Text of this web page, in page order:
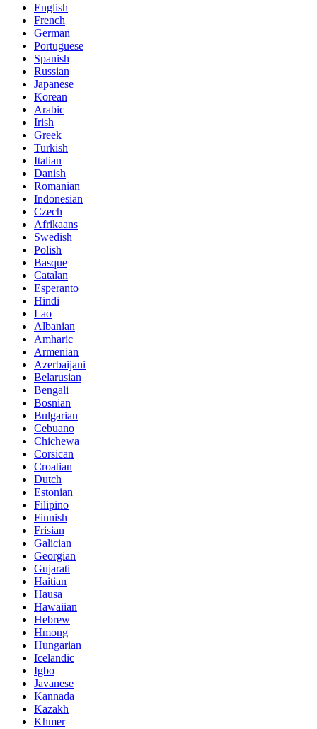
English
French
German
Portuguese
Spanish
Russian
Japanese
Korean
Arabic
Irish
Greek
Turkish
Italian
Danish
Romanian
Indonesian
Czech
Afrikaans
Swedish
Polish
Basque
Catalan
Esperanto
Hindi
Lao
Albanian
Amharic
Armenian
Azerbaijani
Belarusian
Bengali
Bosnian
Bulgarian
Cebuano
Chichewa
Corsican
Croatian
Dutch
Estonian
Filipino
Finnish
Frisian
Galician
Georgian
Gujarati
Haitian
Hausa
Hawaiian
Hebrew
Hmong
Hungarian
Icelandic
Igbo
Javanese
Kannada
Kazakh
Khmer